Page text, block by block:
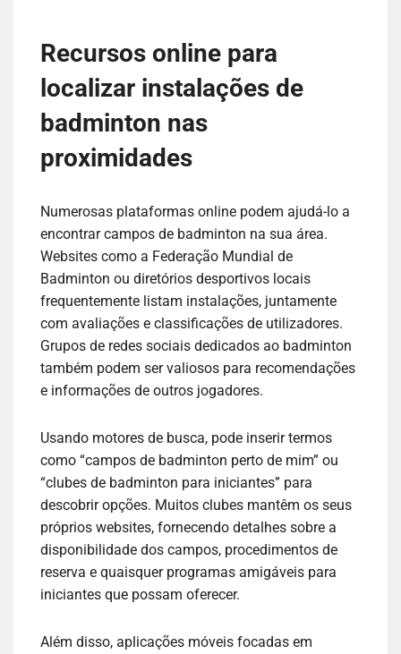
Recursos online para
localizar instalações de
badminton nas
proximidades
Numerosas plataformas online podem ajudá-lo a
encontrar campos de badminton na sua área.
Websites como a Federação Mundial de
Badminton ou diretórios desportivos locais
frequentemente listam instalações, juntamente
com avaliações e classificações de utilizadores.
Grupos de redes sociais dedicados ao badminton
também podem ser valiosos para recomendações
e informações de outros jogadores.
Usando motores de busca, pode inserir termos
como “campos de badminton perto de mim” ou
“clubes de badminton para iniciantes” para
descobrir opções. Muitos clubes mantêm os seus
próprios websites, fornecendo detalhes sobre a
disponibilidade dos campos, procedimentos de
reserva e quaisquer programas amigáveis para
iniciantes que possam oferecer.
Além disso, aplicações móveis focadas em